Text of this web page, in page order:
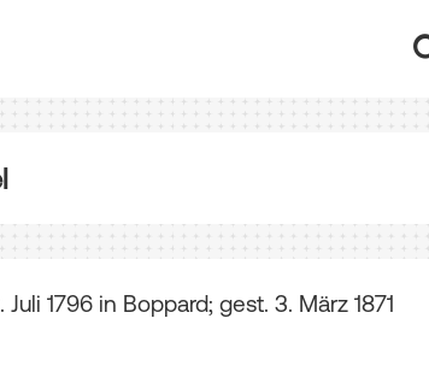
Juli 1796 in Boppard; gest. 3. März 1871